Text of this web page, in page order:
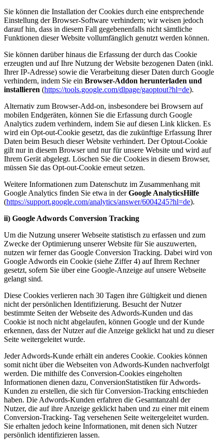
Sie können die Installation der Cookies durch eine entsprechende
Einstellung der Browser-Software verhindern; wir weisen jedoch
darauf hin, dass in diesem Fall gegebenenfalls nicht sämtliche
Funktionen dieser Website vollumfänglich genutzt werden können.
Sie können darüber hinaus die Erfassung der durch das Cookie
erzeugten und auf Ihre Nutzung der Website bezogenen Daten (inkl.
Ihrer IP-Adresse) sowie die Verarbeitung dieser Daten durch Google
verhindern, indem Sie ein Browser-Addon herunterladen und
installieren (https://tools.google.com/dlpage/gaoptout?hl=de).
Alternativ zum Browser-Add-on, insbesondere bei Browsern auf
mobilen Endgeräten, können Sie die Erfassung durch Google
Analytics zudem verhindern, indem Sie auf diesen Link klicken. Es
wird ein Opt-out-Cookie gesetzt, das die zukünftige Erfassung Ihrer
Daten beim Besuch dieser Website verhindert. Der Optout-Cookie
gilt nur in diesem Browser und nur für unsere Website und wird auf
Ihrem Gerät abgelegt. Löschen Sie die Cookies in diesem Browser,
müssen Sie das Opt-out-Cookie erneut setzen.
Weitere Informationen zum Datenschutz im Zusammenhang mit
Google Analytics finden Sie etwa in derGoogle AnalyticsHilfe
(https://support.google.com/analytics/answer/6004245?hl=de).
ii) Google Adwords Conversion Tracking
Um die Nutzung unserer Webseite statistisch zu erfassen und zum
Zwecke der Optimierung unserer Website für Sie auszuwerten,
nutzen wir ferner das Google Conversion Tracking. Dabei wird von
Google Adwords ein Cookie (siehe Ziffer 4) auf Ihrem Rechner
gesetzt, sofern Sie über eine Google-Anzeige auf unsere Webseite
gelangt sind.
Diese Cookies verlieren nach 30 Tagen ihre Gültigkeit und dienen
nicht der persönlichen Identifizierung. Besucht der Nutzer
bestimmte Seiten der Webseite des Adwords-Kunden und das
Cookie ist noch nicht abgelaufen, können Google und der Kunde
erkennen, dass der Nutzer auf die Anzeige geklickt hat und zu dieser
Seite weitergeleitet wurde.
Jeder Adwords-Kunde erhält ein anderes Cookie. Cookies können
somit nicht über die Webseiten von Adwords-Kunden nachverfolgt
werden. Die mithilfe des Conversion-Cookies eingeholten
Informationen dienen dazu, ConversionStatistiken für Adwords-
Kunden zu erstellen, die sich für Conversion-Tracking entschieden
haben. Die Adwords-Kunden erfahren die Gesamtanzahl der
Nutzer, die auf ihre Anzeige geklickt haben und zu einer mit einem
Conversion-Tracking- Tag versehenen Seite weitergeleitet wurden.
Sie erhalten jedoch keine Informationen, mit denen sich Nutzer
persönlich identifizieren lassen.